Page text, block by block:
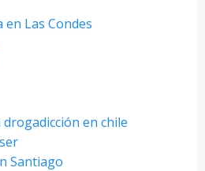
Las Condes
en chile
Santiago